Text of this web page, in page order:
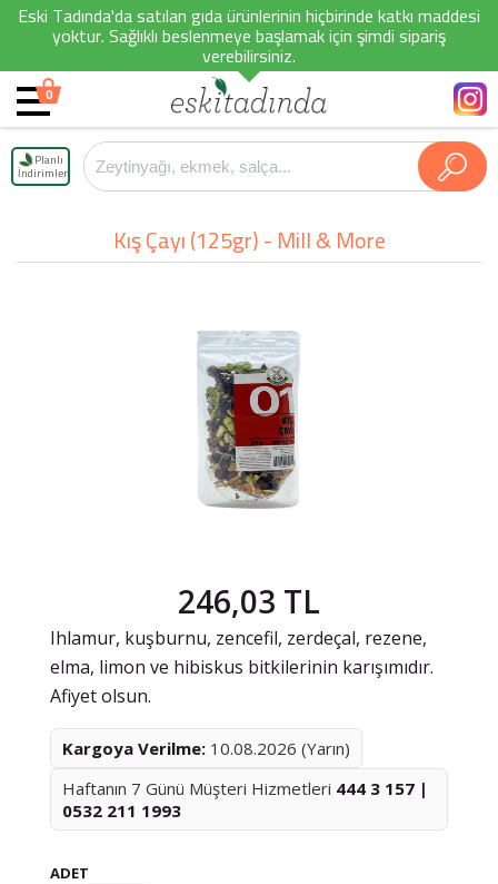
Eski Tadında'da satılan gıda ürünlerinin hiçbirinde katkı maddesi
yoktur. Sağlıklı beslenmeye başlamak için şimdi sipariş
verebilirsiniz.
0
Planlı
İndirimler
Kış Çayı (125gr) - Mill & More
246,03 TL
Ihlamur, kuşburnu, zencefil, zerdeçal, rezene,
elma, limon ve hibiskus bitkilerinin karışımıdır.
Afiyet olsun.
Kargoya Verilme: 10.08.2026 (Yarın)
Haftanın 7 Günü Müşteri Hizmetleri 444 3 157 |
0532 211 1993
ADET